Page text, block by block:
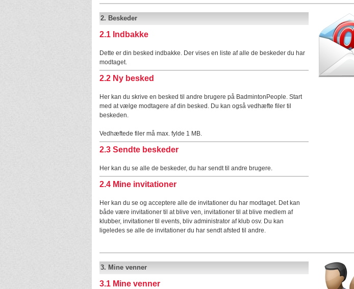
2. Beskeder
2.1 Indbakke
Dette er din besked indbakke. Der vises en liste af alle de beskeder du har
modtaget.
2.2 Ny besked
Her kan du skrive en besked til andre brugere på BadmintonPeople. Start
med at vælge modtagere af din besked. Du kan også vedhæfte filer til
beskeden.
Vedhæftede filer må max. fylde 1 MB.
2.3 Sendte beskeder
Her kan du se alle de beskeder, du har sendt til andre brugere.
2.4 Mine invitationer
Her kan du se og acceptere alle de invitationer du har modtaget. Det kan
både være invitationer til at blive ven, invitationer til at blive medlem af
klubber, invitationer til events, bliv administrator af klub osv. Du kan
ligeledes se alle de invitationer du har sendt afsted til andre.
3. Mine venner
3.1 Mine venner